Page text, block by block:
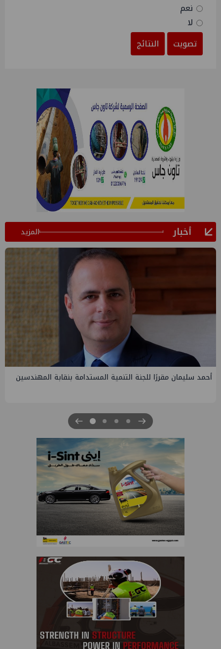
نعم
لا
تصويت
النتائج
أخبار المزيد
أحمد سليمان مقررًا للجنة التنمية المستدامة بنقابة المهندسين